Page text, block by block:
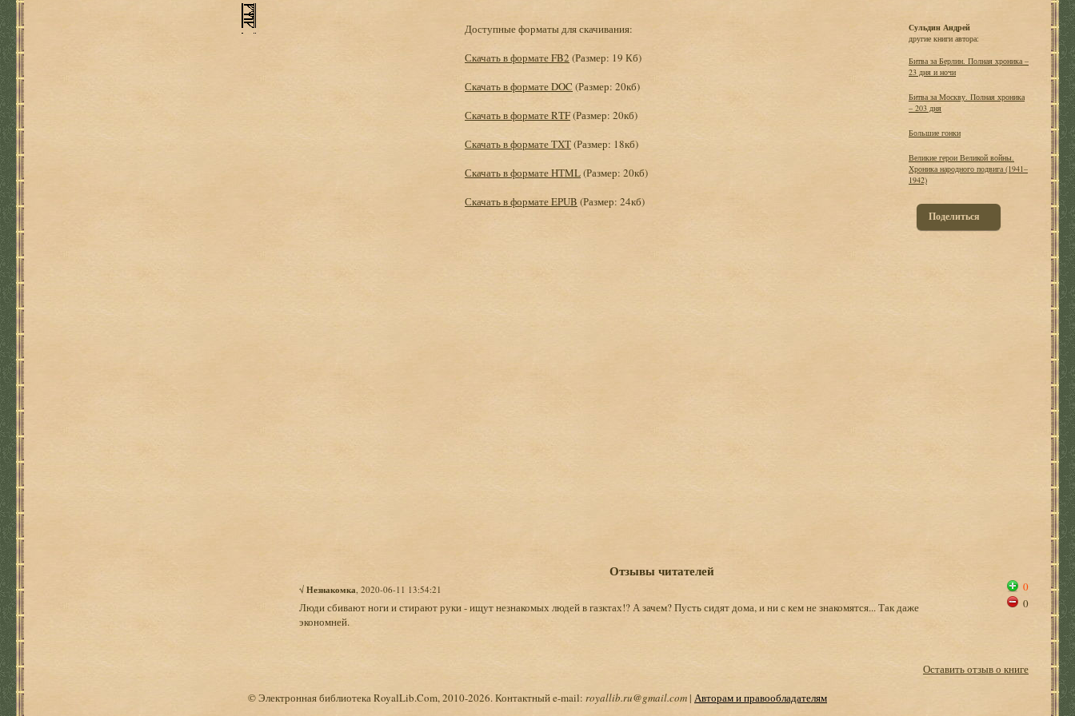
Доступные форматы для скачивания:
Скачать в формате FB2 (Размер: 19 Кб)
Скачать в формате DOC (Размер: 20кб)
Скачать в формате RTF(Размер: 20кб)
Скачать в формате TXT(Размер: 18кб)
Скачать в формате HTML(Размер: 20кб)
Скачать в формате EPUB (Размер: 24кб)
Сульдин Андрей
другие книги автора:
Битва за Берлин. Полная хроника –
23 дня и ночи
Битва за Москву. Полная хроника
– 203 дня
Большие гонки
Великие герои Великой войны.
Хроника народного подвига (1941–
1942)
Поделиться
Отзывы читателей
√ Незнакомка, 2020-06-11 13:54:21
Люди сбивают ноги и стирают руки - ищут незнакомых людей в газктах!? А зачем? Пусть сидят дома, и ни с кем не знакомятся... Так даже
экономней.
0
0
Оставить отзыв о книге
© Электронная библиотека RoyalLib.Com, 2010-2026. Контактный e-mail: royallib.ru@gmail.com| Авторам и правообладателям